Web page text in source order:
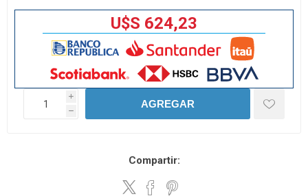
U$S 624,23
i
h
AGREGAR
Compartir: